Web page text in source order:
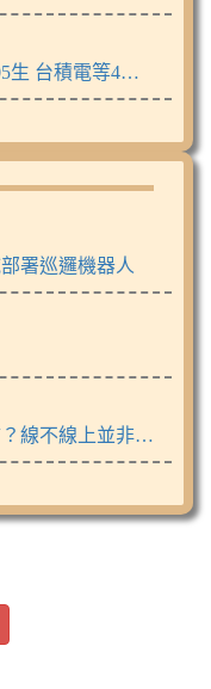
台大設重點科技學院年收105生 台積電等4廠參與育才
署巡邏機器人
為什麼課堂裡孩子不愛發言？線不線上並非關鍵